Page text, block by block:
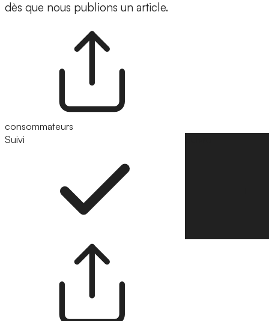
dès que nous publions un article.
consommateurs
Suivi